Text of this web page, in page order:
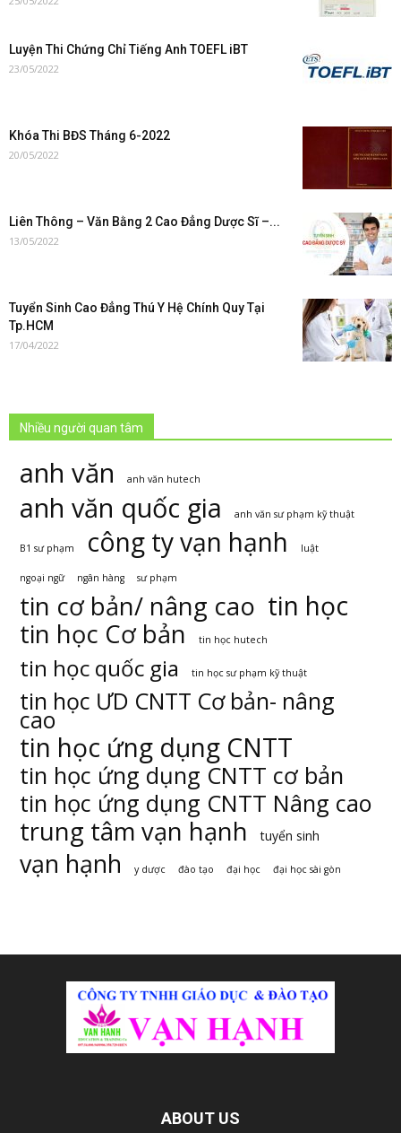
Luyện Thi Chứng Chỉ Tiếng Anh TOEFL iBT
23/05/2022
Khóa Thi BĐS Tháng 6-2022
20/05/2022
Liên Thông – Văn Bằng 2 Cao Đẳng Dược Sĩ –...
13/05/2022
Tuyển Sinh Cao Đẳng Thú Y Hệ Chính Quy Tại
Tp.HCM
17/04/2022
Nhiều người quan tâm
anh văn anh văn hutech
anh văn quốc gia anh văn sư phạm kỹ thuật
B1 sư phạm công ty vạn hạnh luật
ngoại ngữ ngân hàng sư phạm
tin cơ bản/ nâng cao tin học
tin học Cơ bản tin học hutech
tin học quốc gia tin học sư phạm kỹ thuật
tin học ƯD CNTT Cơ bản- nâng
cao
tin học ứng dụng CNTT
tin học ứng dụng CNTT cơ bản
tin học ứng dụng CNTT Nâng cao
trung tâm vạn hạnh tuyển sinh
vạn hạnh y dược đào tạo đại học đại học sài gòn
ABOUT US